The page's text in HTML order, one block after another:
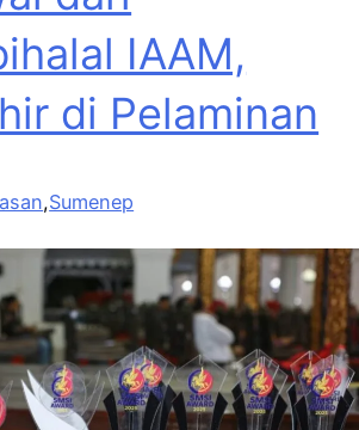
IAAM,
di Pelaminan
,Sumenep